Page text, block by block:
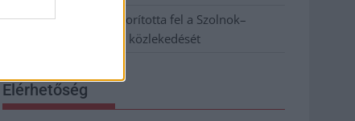
Váratlan fennakadás borította fel a Szolnok–
Kecskemét vasútvonal közlekedését
Elérhetőség